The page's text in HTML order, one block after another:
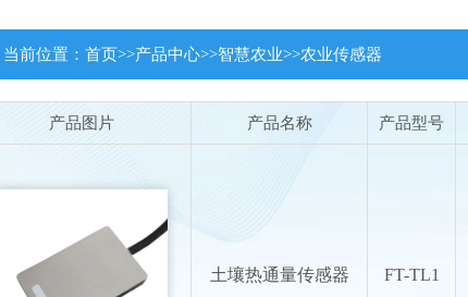
当前位置：首页>>产品中心>>智慧农业>>农业传感器
产品图片 产品名称 产品型号
土壤热通量传感器 FT-TL1